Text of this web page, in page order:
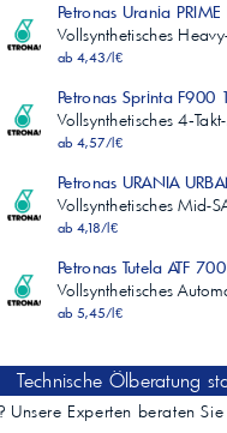
Petronas Urania
Vollsynthetisches
ab 4,43/l€
Petronas Sprinta F900
Vollsynthetisches
ab 4,57/l€
Petronas URANIA
Vollsynthetisches Mid-
ab 4,18/l€
Petronas Tutela ATF
Vollsynthetisches
ab 5,45/l€
Technische Ölberatung
Unsere Experten beraten